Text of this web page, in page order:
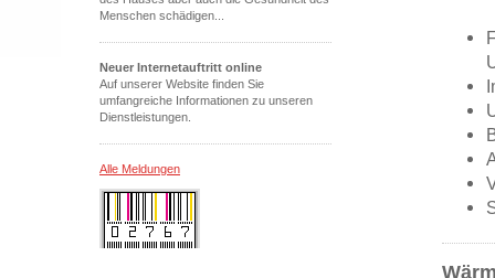
Menschen schädigen...
Neuer Internetauftritt online
Auf unserer Website finden Sie
umfangreiche Informationen zu unseren
Dienstleistungen.
Alle Meldungen